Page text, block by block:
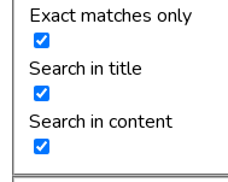
Exact matches only
Search in title
Search in content